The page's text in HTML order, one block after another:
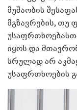
მუშაობის
მგზავრების, თუ
იყოს და
სრულად არ
უსაფრთხოების